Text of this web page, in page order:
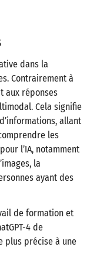
dans la
Contrairement à
aux réponses
Cela signifie
allant
les
l’IA, notamment
la
ayant des
de formation et
4 de
plus précise à une